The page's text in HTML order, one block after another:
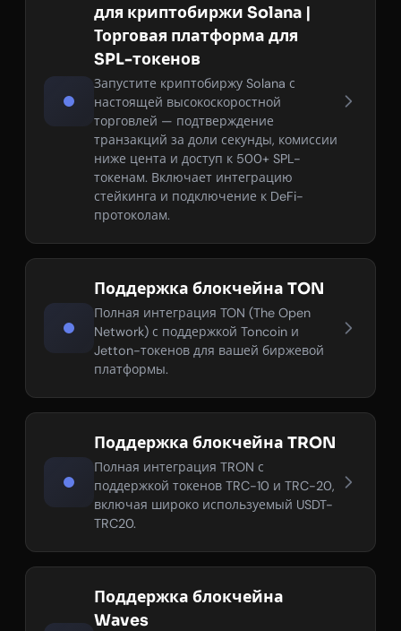
для криптобиржи Solana |
Торговая платформа для
SPL-токенов
Запустите криптобиржу Solana с
настоящей высокоскоростной
торговлей — подтверждение
транзакций за доли секунды, комиссии
ниже цента и доступ к 500+ SPL-
токенам. Включает интеграцию
стейкинга и подключение к DeFi-
протоколам.
Поддержка блокчейна TON
Полная интеграция TON (The Open
Network) с поддержкой Toncoin и
Jetton-токенов для вашей биржевой
платформы.
Поддержка блокчейна TRON
Полная интеграция TRON с
поддержкой токенов TRC-10 и TRC-20,
включая широко используемый USDT-
TRC20.
Поддержка блокчейна
Waves